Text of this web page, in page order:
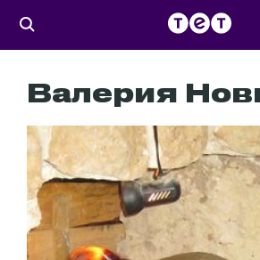
Валерия